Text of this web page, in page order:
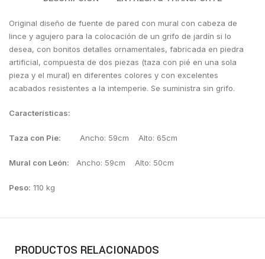
Original diseño de fuente de pared con mural con cabeza de
lince y agujero para la colocación de un grifo de jardín si lo
desea, con bonitos detalles ornamentales, fabricada en piedra
artificial, compuesta de dos piezas (taza con pié en una sola
pieza y el mural) en diferentes colores y con excelentes
acabados resistentes a la intemperie. Se suministra sin grifo.
Características:
Taza con Pie: Ancho: 59cm Alto: 65cm
Mural con León: Ancho: 59cm Alto: 50cm
Peso: 110 kg
PRODUCTOS RELACIONADOS